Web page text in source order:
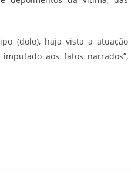
(dolo), haja vista a atuação
aos fatos narrados”,